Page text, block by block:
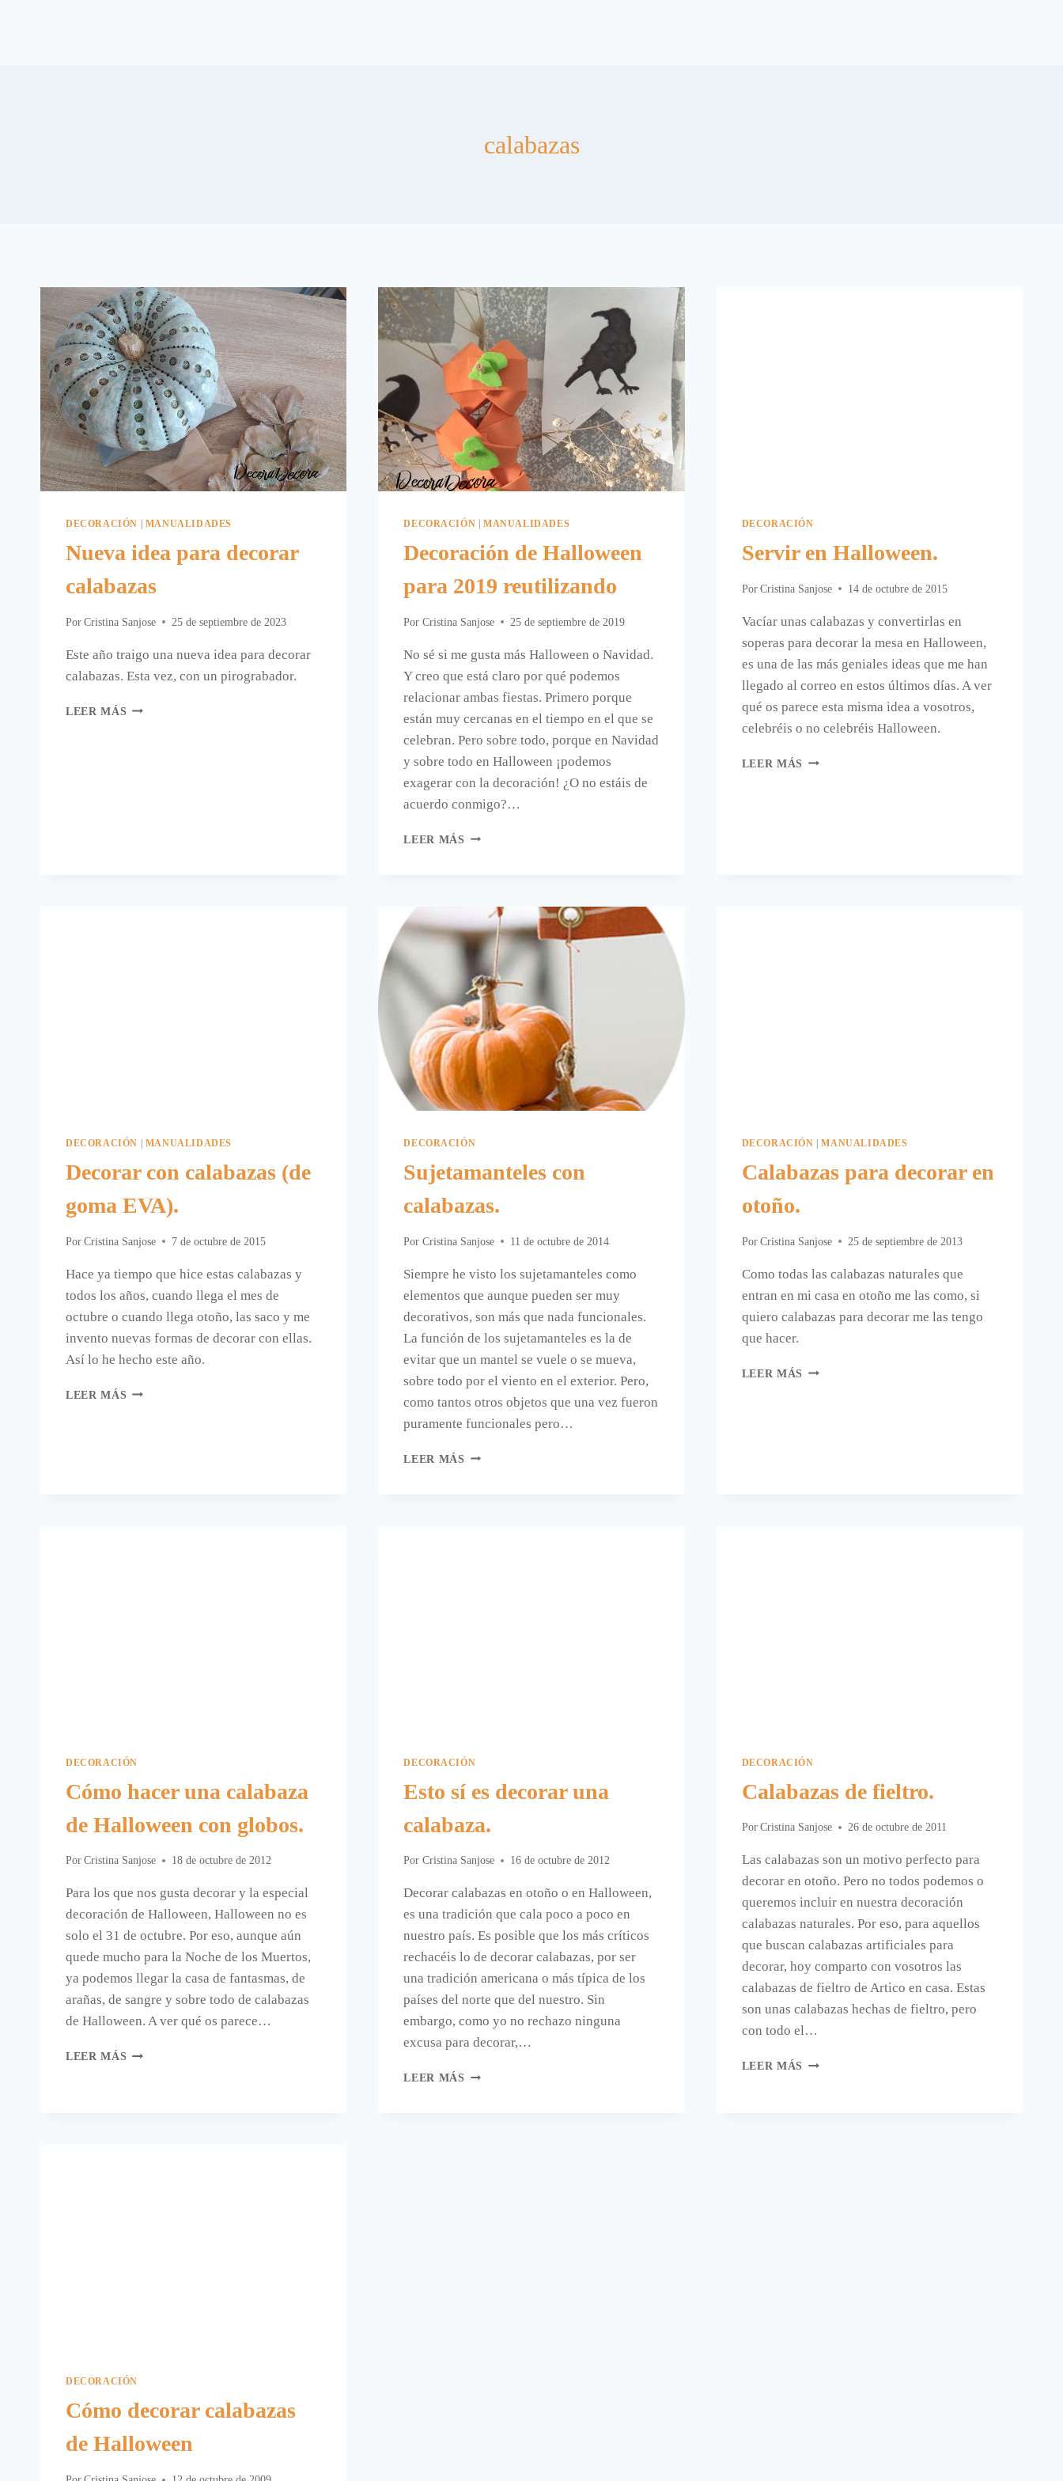
calabazas
DECORACIÓN MANUALIDADES
Nueva idea para decorar
calabazas
Por Cristina Sanjose 25 de septiembre de 2023
Este año traigo una nueva idea para decorar
calabazas. Esta vez, con un pirograbador.
LEER MÁS NUEVA
DECORACIÓN |MANUALIDADES
Decoración de Halloween
para 2019 reutilizando
Por Cristina Sanjose 25 de septiembre de 2019
No sé si me gusta más Halloween o Navidad.
Y creo que está claro por qué podemos
relacionar ambas fiestas. Primero porque
están muy cercanas en el tiempo en el que se
celebran. Pero sobre todo, porque en Navidad
y sobre todo en Halloween ¡podemos
exagerar con la decoración! ¿O no estáis de
acuerdo conmigo?…
LEER MÁS DECORACIÓN
REUTILIZANDO
DECORACIÓN
Servir en Halloween.
Por Cristina Sanjose 14 de octubre de 2015
Vacíar unas calabazas y convertirlas en
soperas para decorar la mesa en Halloween,
es una de las más geniales ideas que me han
llegado al correo en estos últimos días. A ver
qué os parece esta misma idea a vosotros,
celebréis o no celebréis Halloween.
LEER MÁS SERVIR
DECORACIÓN MANUALIDADES
Decorar con calabazas (de
goma EVA).
Por Cristina Sanjose 7 de octubre de 2015
Hace ya tiempo que hice estas calabazas y
todos los años, cuando llega el mes de
octubre o cuando llega otoño, las saco y me
invento nuevas formas de decorar con ellas.
Así lo he hecho este año.
LEER MÁS DECORAR
DECORACIÓN
Sujetamanteles con
calabazas.
Por Cristina Sanjose 11 de octubre de 2014
Siempre he visto los sujetamanteles como
elementos que aunque pueden ser muy
decorativos, son más que nada funcionales.
La función de los sujetamanteles es la de
evitar que un mantel se vuele o se mueva,
sobre todo por el viento en el exterior. Pero,
como tantos otros objetos que una vez fueron
puramente funcionales pero…
LEER MÁS SUJETAMANTELES
DECORACIÓN |MANUALIDADES
Calabazas para decorar en
otoño.
Por Cristina Sanjose 25 de septiembre de 2013
Como todas las calabazas naturales que
entran en mi casa en otoño me las como, si
quiero calabazas para decorar me las tengo
que hacer.
LEER MÁS CALABAZAS
DECORACIÓN
Cómo hacer una calabaza
de Halloween con globos.
Por Cristina Sanjose 18 de octubre de 2012
Para los que nos gusta decorar y la especial
decoración de Halloween, Halloween no es
solo el 31 de octubre. Por eso, aunque aún
quede mucho para la Noche de los Muertos,
ya podemos llegar la casa de fantasmas, de
arañas, de sangre y sobre todo de calabazas
de Halloween. A ver qué os parece…
LEER MÁS CÓMO
DECORACIÓN
Esto sí es decorar una
calabaza.
Por Cristina Sanjose 16 de octubre de 2012
Decorar calabazas en otoño o en Halloween,
es una tradición que cala poco a poco en
nuestro país. Es posible que los más críticos
rechacéis lo de decorar calabazas, por ser
una tradición americana o más típica de los
países del norte que del nuestro. Sin
embargo, como yo no rechazo ninguna
excusa para decorar,…
LEER MÁS ESTO
DECORACIÓN
Calabazas de fieltro.
Por Cristina Sanjose 26 de octubre de 2011
Las calabazas son un motivo perfecto para
decorar en otoño. Pero no todos podemos o
queremos incluir en nuestra decoración
calabazas naturales. Por eso, para aquellos
que buscan calabazas artificiales para
decorar, hoy comparto con vosotros las
calabazas de fieltro de Artico en casa. Estas
son unas calabazas hechas de fieltro, pero
con todo el…
LEER MÁS CALABAZAS
DECORACIÓN
Cómo decorar calabazas
de Halloween